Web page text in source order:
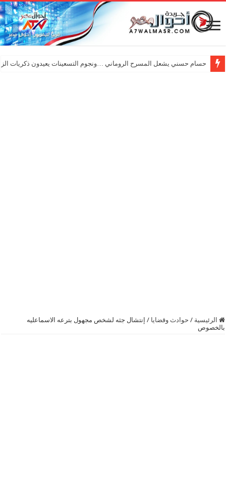
حسام حسني يشعل المسرح الروماني …ونجوم التسعينات يعيدون ذكريات
الرئيسية / حوادث وقضايا / إنتشال جثه لشخص مجهول بترعه الاسماعليه
بالخصوص